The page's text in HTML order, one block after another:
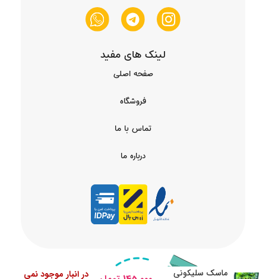
لینک های مفید
صفحه اصلی
فروشگاه
تماس با ما
درباره ما
ماسک سلیکونی
در انبار موجود نمی